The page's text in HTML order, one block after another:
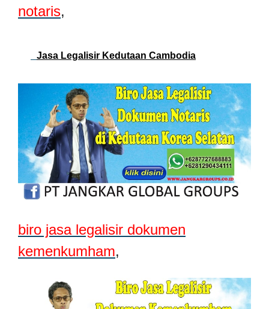
notaris,
Jasa Legalisir Kedutaan Cambodia
biro jasa legalisir dokumen
kemenkumham,